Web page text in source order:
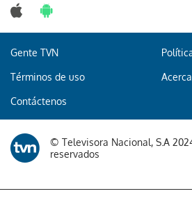
Gente TVN
Términos de uso
Contáctenos
© Televisora Nacional, S.A
reservados